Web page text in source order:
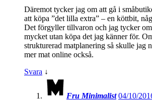
Däremot tycker jag om att gå i
att köpa ”det lilla extra” – en köttbit,
Det förgyller tillvaron och jag tycker om
mycket utan köpa det jag känner för.
strukturerad matplanering så skulle jag
mer mat online också.
Svara ↓
Fru Minimalist 04/10/